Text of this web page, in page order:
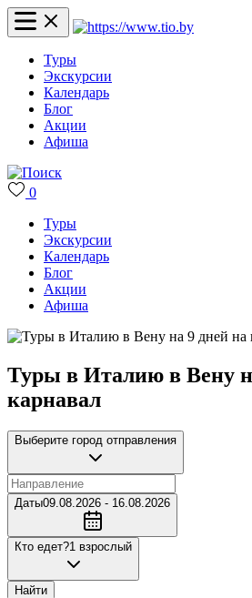
Туры
Экскурсии
Календарь
Блог
Акции
Афиша
0
Туры
Экскурсии
Календарь
Блог
Акции
Афиша
Туры в Италию в Вену
карнавал
Выберите город отправления
Даты09.08.2026 - 16.08.2026
Кто едет?1 взрослый
Найти